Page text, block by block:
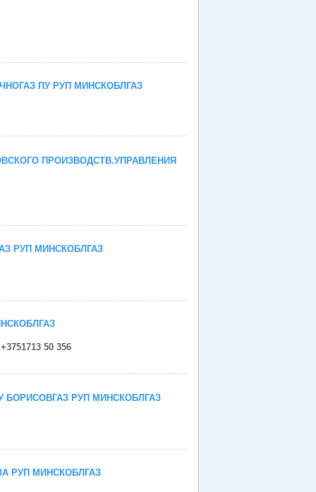
ПУ РУП МИНСКОБЛГАЗ
ПРОИЗВОДСТВ.УПРАВЛЕНИЯ
РУП МИНСКОБЛГАЗ
+3751713 50 356
РУП МИНСКОБЛГАЗ
РУП МИНСКОБЛГАЗ